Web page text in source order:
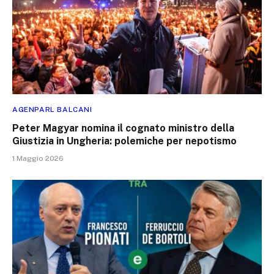
AGENPARL BALCANI
Peter Magyar nomina il cognato ministro della
Giustizia in Ungheria: polemiche per nepotismo
1 Maggio 2026